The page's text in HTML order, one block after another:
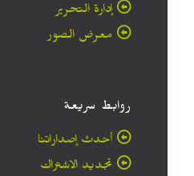
إدارة التحرير
معرض الصور
روابط سريعة
أحدث إصداراتنا
تجديد الاشتراك